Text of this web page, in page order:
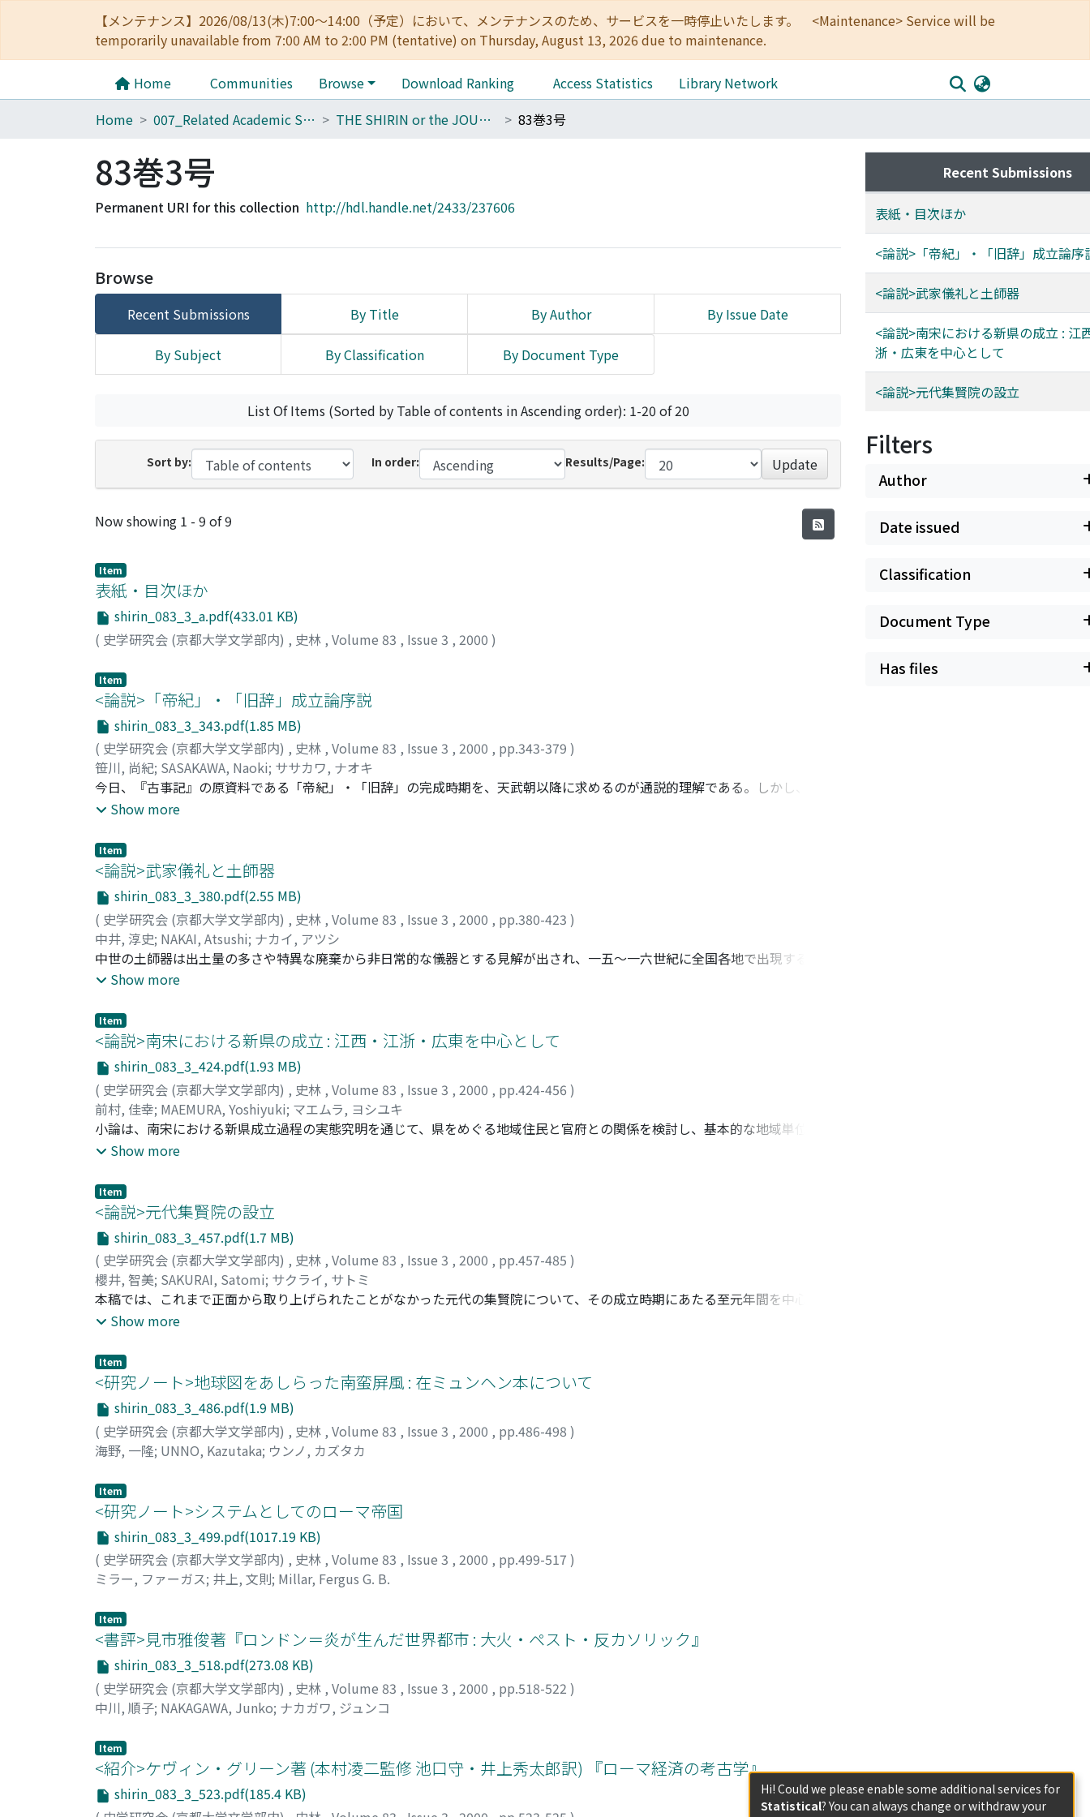
【メンテナンス】2026/08/13(木)7:00～14:00（予定）において、メンテナンスのため、サービスを一時停止いたします。 <Maintenance> Service will be
temporarily unavailable from 7:00 AM to 2:00 PM (tentative) on Thursday, August 13, 2026 due to maintenance.
Home Communities Browse Download Ranking Access Statistics
Library Network
Home
007_Related Academic Societies THE SHIRIN or the JOURNAL OF HISTORY 83巻3号
83巻3号
Permanent URI for this collection http://hdl.handle.net/2433/237606
Browse
Recent Submissions By Title By Author By Issue Date
By Subject By Classification By Document Type
List Of Items (Sorted by Table of contents in Ascending order): 1-20 of 20
Sort by: In order: Results/Page: Update
Recent Submissions
Now showing 1 - 9 of 9
Item
表紙・目次ほか
shirin_083_3_a.pdf(433.01 KB)
( 史学研究会 (京都大学文学部内) , 史林 , Volume 83 , Issue 3 , 2000 )
Item
<論説>「帝紀」・「旧辞」成立論序説
shirin_083_3_343.pdf(1.85 MB)
( 史学研究会 (京都大学文学部内) , 史林 , Volume 83 , Issue 3 , 2000 , pp.343-379 )
笹川, 尚紀; SASAKAWA, Naoki; ササカワ, ナオキ
今日、『古事記』の原資料である「帝紀」・「旧辞」の完成時期を、天武朝以降に求めるのが通説的理解である。しかし、『古
事記』序文からは、天武による「帝紀」・「旧辞」の撰録・討覈の実施は読み取れず、また、『古事記』における王統譜の改作
前に遡及させなければならないといえる。 それを前提とし、主として『古事記』の王統譜を分析することで、現存諸史料には確
認されない、息長氏・ワニ氏・尾張氏等の継体擁立氏族を主体とした、舒明朝における修史事業の存在を抽出した。その修史事
業において、息長氏などは継体との関係を密接化させ、尊貴性を明確化させるために種々の系譜を創作したのだが、決してそれ
ら氏族だけにメリットがあったと解釈すべきではない。修史事業参画氏族が、敏達―押坂彦人大兄―舒明という敏達王系と血縁
関係を有していることに着目すれば、それら氏族出自の后妃を六世紀以降の王統の直接的祖である継体に至る王統譜上に添加
し、その所生皇子などが即位するという事象を複数例造作することは、舒明即位の正統性を顕在化させることに結び付くのであ
る。これを踏まえれば、舒明朝の修史事業とは、舒明の意向に立脚して推進された王権主導の事業であったことが判明する。
Show more
Item
<論説>武家儀礼と土師器
shirin_083_3_380.pdf(2.55 MB)
( 史学研究会 (京都大学文学部内) , 史林 , Volume 83 , Issue 3 , 2000 , pp.380-423 )
中井, 淳史; NAKAI, Atsushi; ナカイ, アツシ
中世の土師器は出土量の多さや特異な廃棄から非日常的な儀器とする見解が出され、一五～一六世紀に全国各地で出現する京都
系土師器も、その延長で武家儀礼の器とみられてきた。これは必ずしも武家儀礼の実態をふまえた見解ではなく、本稿では京都
史料から検討した。京都で成立する献盃儀礼や酒宴は多法量の土師器皿を必要とし、一六世紀には地方にも同じスタイルの儀礼
や酒宴が普及していた。一方、各地の京都系土師器は武家儀礼で必要とする法量を満たさない例が多く、土師器の多法量化が儀
器としての用途を示す鍵になることを指摘するとともに、武家儀礼の導入が京都系土師器生産の前提ではなかったと論じた。儀
器とは土師器の用途のあくまでもひとつでしかなく、土師器の文化的評価は用途論の深化を経たうえでおこなう必要がある。
Show more
Item
<論説>南宋における新県の成立 : 江西・江浙・広東を中心として
shirin_083_3_424.pdf(1.93 MB)
( 史学研究会 (京都大学文学部内) , 史林 , Volume 83 , Issue 3 , 2000 , pp.424-456 )
前村, 佳幸; MAEMURA, Yoshiyuki; マエムラ, ヨシユキ
小論は、南宋における新県成立過程の実態究明を通じて、県をめぐる地域住民と官府との関係を検討し、基本的な地域単位であ
る県のあり方を多角的に捉えるための具体像を提示するものである。凡そ二〇例ほど確認される南宋期の新県は、歴代王朝にお
る主要な事例を検討すると、新県の多くは、税役負担の不均衡や治安悪化に苦しむ当該住民の要望と協力を背景として成立し、
その意向に大きく影響されていたことがわかる。さらに、その経緯は様々なかたちで後世に伝えられ、住民と協調的な知県と在
地の読書人層を軸として県政の確立していく様子が顕示された。以上のような新県における状況は、特定住民による地方政治へ
の積極的な関与が地域全体の安定・発展に有利にはたらくこともあった、南宋時代の基本的性格の一環として理解できるのであ
る。
Show more
Item
<論説>元代集賢院の設立
shirin_083_3_457.pdf(1.7 MB)
( 史学研究会 (京都大学文学部内) , 史林 , Volume 83 , Issue 3 , 2000 , pp.457-485 )
櫻井, 智美; SAKURAI, Satomi; サクライ, サトミ
本稿では、これまで正面から取り上げられたことがなかった元代の集賢院について、その成立時期にあたる至元年間を中心に、
集賢院設立までの経緯・人物・主要な活動・他機関との関連などを詳細に考察した。集賢院成立の背景には，従来から強調され
は、皇室の志向や他機関との相互影響などによって、教育機関の統轄・所属機関への影響などを含め、その後少しずつ変化した
が、すべて当初の集賢官が具有した「集賢(賢才を集める) 」という枠組みから理解できる。また、至元後期に成立したことか
ら、任用の側面でも、道教や教育管理の側面でも、新興勢力である江南と結びつきが強かった。元代の官吏任用について、科挙
だけではない多様な出仕経路の制度的裏づけにも注意を広げていく必要がある。
Show more
Item
<研究ノート>地球図をあしらった南蛮屏風 : 在ミュンヘン本について
shirin_083_3_486.pdf(1.9 MB)
( 史学研究会 (京都大学文学部内) , 史林 , Volume 83 , Issue 3 , 2000 , pp.486-498 )
海野, 一隆; UNNO, Kazutaka; ウンノ, カズタカ
Item
<研究ノート>システムとしてのローマ帝国
shirin_083_3_499.pdf(1017.19 KB)
( 史学研究会 (京都大学文学部内) , 史林 , Volume 83 , Issue 3 , 2000 , pp.499-517 )
ミラー, ファーガス; 井上, 文則; Millar, Fergus G. B.
Item
<書評>見市雅俊著『ロンドン＝炎が生んだ世界都市 : 大火・ペスト・反カソリック』
shirin_083_3_518.pdf(273.08 KB)
( 史学研究会 (京都大学文学部内) , 史林 , Volume 83 , Issue 3 , 2000 , pp.518-522 )
中川, 順子; NAKAGAWA, Junko; ナカガワ, ジュンコ
Item
<紹介>ケヴィン・グリーン著 (本村凌二監修 池口守・井上秀太郎訳) 『ローマ経済の考古学』
shirin_083_3_523.pdf(185.4 KB)
Recent Submissions
表紙・目次ほか
<論説>「帝紀」・「旧辞」成立論序
<論説>武家儀礼と土師器
<論説>南宋における新県の成立 : 江
浙・広東を中心として
<論説>元代集賢院の設立
Filters
Author
Date issued
Classification
Document Type
Has files
Hi! Could we please enable some additional services for
Statistical? You can always change or withdraw your